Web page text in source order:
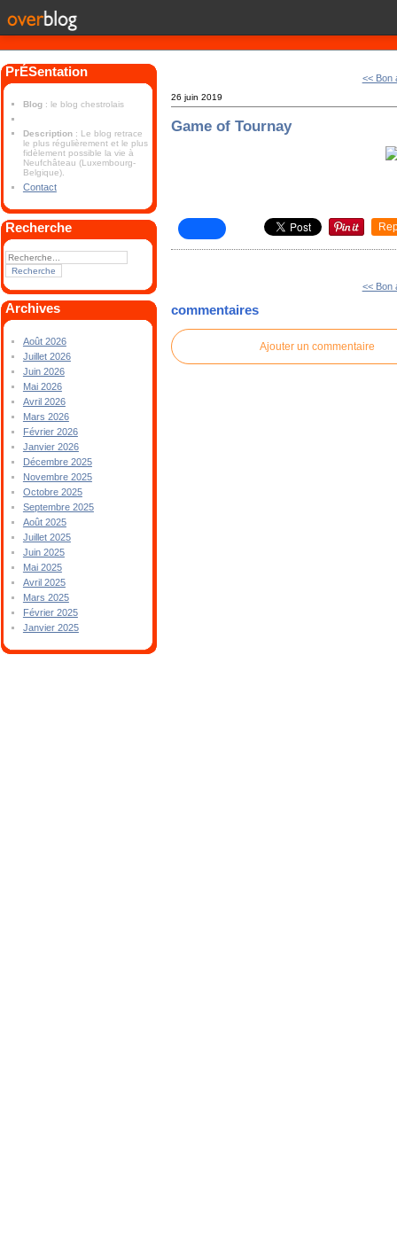
PrÉSentation
Blog : le blog chestrolais
Description : Le blog retrace
le plus régulièrement et le plus
fidèlement possible la vie à
Neufchâteau (Luxembourg-
Belgique).
Contact
Recherche
Archives
Août 2026
Juillet 2026
Juin 2026
Mai 2026
Avril 2026
Mars 2026
Février 2026
Janvier 2026
Décembre 2025
Novembre 2025
Octobre 2025
Septembre 2025
Août 2025
Juillet 2025
Juin 2025
Mai 2025
Avril 2025
Mars 2025
Février 2025
Janvier 2025
<< Bon
26 juin 2019
Game of Tournay
<< Bon
commentaires
Ajouter un commentaire